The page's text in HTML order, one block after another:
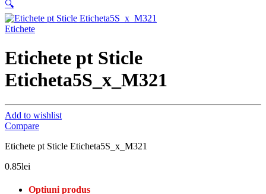
🔍
Etichete
Etichete pt Sticle
Eticheta5S_x_M321
Add to wishlist
Compare
Etichete pt Sticle Eticheta5S_x_M321
0.85lei
Optiuni produs